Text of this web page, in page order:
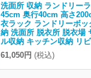
洗面所 収納 ランドリー
45cm 奥行40cm 高さ
衣ラック ランドリーボ
納 洗面所 脱衣所 脱衣場
ル収納 キッチン収納 リ
61,050円 (税込)